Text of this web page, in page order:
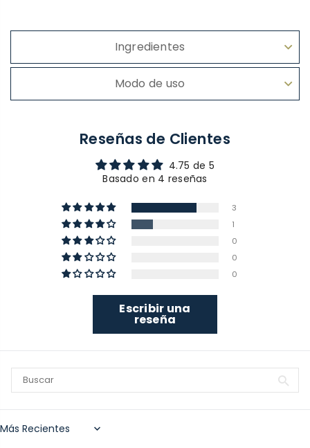
Ingredientes
Modo de uso
Reseñas de Clientes
4.75 de 5
Basado en 4 reseñas
3
1
0
0
0
Escribir una
reseña
Sort by